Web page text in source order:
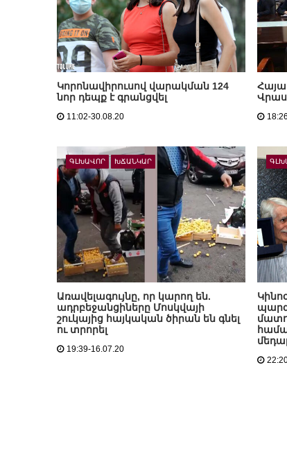
Կորոնավիրուսով վարակման 124
նոր դեպք է գրանցվել
11:02-30.08.20
ԳԼԽԱՎՈՐ ԽՃԱՆԿԱՐ
Առավելագույնը, որ կարող են.
ադրբեջանցիները Մոսկվայի
շուկայից հայկական ծիրան են գնել
ու տրորել
19:39-16.07.20